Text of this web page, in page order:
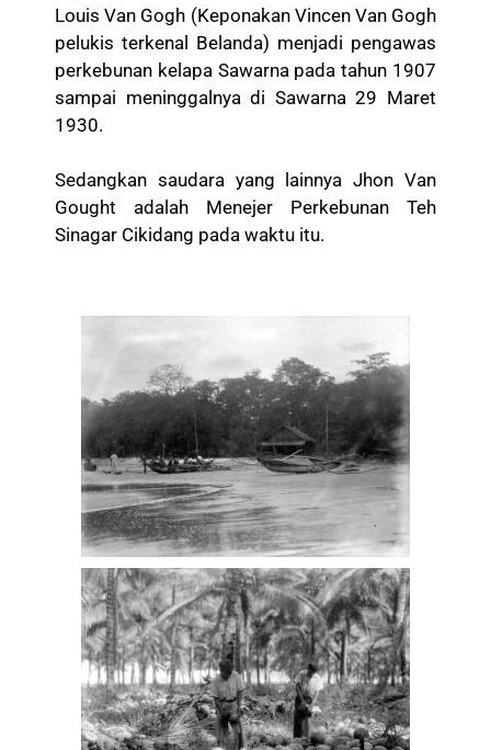
Louis Van Gogh (Keponakan Vincen Van Gogh
pelukis terkenal Belanda) menjadi pengawas
perkebunan kelapa Sawarna pada tahun 1907
sampai meninggalnya di Sawarna 29 Maret
1930.
Sedangkan saudara yang lainnya Jhon Van
Gought adalah Menejer Perkebunan Teh
Sinagar Cikidang pada waktu itu.